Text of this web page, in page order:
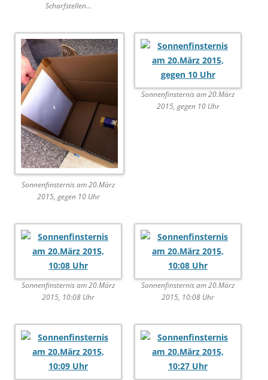
Scharfstellen…
Sonnenfinsternis am 20.März
2015, gegen 10 Uhr
Sonnenfinsternis am 20.März
2015, gegen 10 Uhr
Sonnenfinsternis am 20.März
2015, 10:08 Uhr
Sonnenfinsternis am 20.März
2015, 10:08 Uhr